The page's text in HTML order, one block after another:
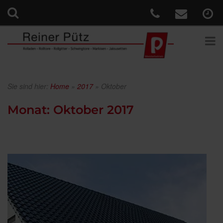
Sie sind hier: Home » 2017» Oktober
Monat: Oktober 2017